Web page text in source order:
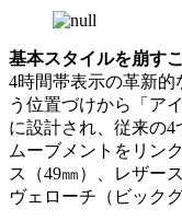
基本スタイルを崩す
4時間帯表示の革新
う位置づけから「ア
に設計され、従来の
ムーブメントをリン
ス（49㎜）、レザー
ヴェローチ（ビック